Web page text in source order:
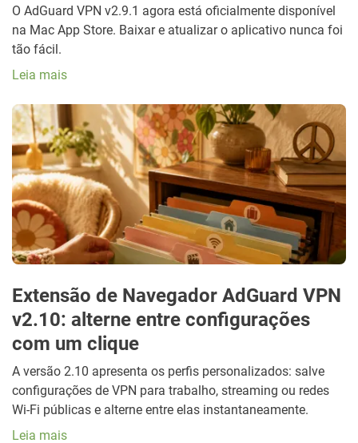
O AdGuard VPN v2.9.1 agora está oficialmente disponível
na Mac App Store. Baixar e atualizar o aplicativo nunca foi
tão fácil.
Leia mais
Extensão de Navegador AdGuard VPN
v2.10: alterne entre configurações
com um clique
A versão 2.10 apresenta os perfis personalizados: salve
configurações de VPN para trabalho, streaming ou redes
Wi-Fi públicas e alterne entre elas instantaneamente.
Leia mais